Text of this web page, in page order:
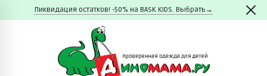
Ликвидация остатков! -50% на BASK KIDS. Выбрать→